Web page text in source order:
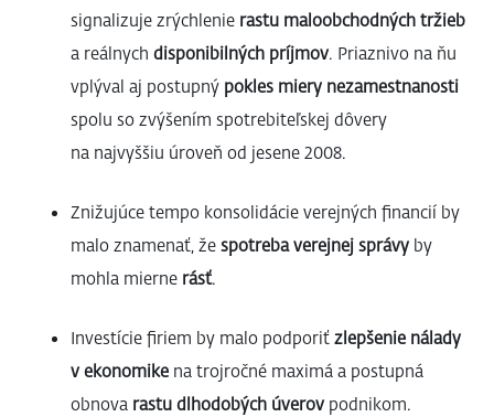
signalizuje zrýchlenie rastu maloobchodných tržieb
a reálnych disponibilných príjmov. Priaznivo na ňu
vplýval aj postupný pokles miery nezamestnanosti
spolu so zvýšením spotrebiteľskej dôvery
na najvyššiu úroveň od jesene 2008.
Znižujúce tempo konsolidácie verejných financií by
malo znamenať, že spotreba verejnej správy by
mohla mierne rásť.
Investície firiem by malo podporiť zlepšenie nálady
v ekonomike na trojročné maximá a postupná
obnova rastu dlhodobých úverovpodnikom.